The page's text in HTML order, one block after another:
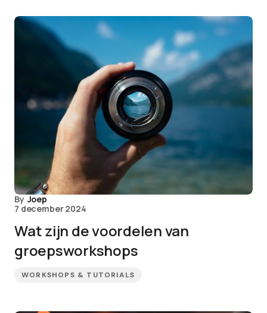
By Joep
7 december 2024
Wat zijn de voordelen van
groepsworkshops
WORKSHOPS & TUTORIALS